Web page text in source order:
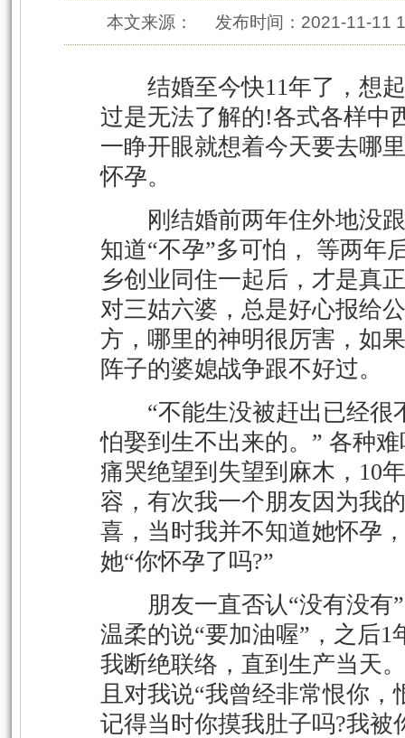
本文来源： 发布时间：2021-11-11
结婚至今快11年了，想起
过是无法了解的!各式各样中
一睁开眼就想着今天要去哪
怀孕。
刚结婚前两年住外地没跟
知道“不孕”多可怕， 等两年
乡创业同住一起后，才是真
对三姑六婆，总是好心报给
方，哪里的神明很厉害，如
阵子的婆媳战争跟不好过。
“不能生没被赶出已经很
怕娶到生不出来的。” 各种
痛哭绝望到失望到麻木，10
容，有次我一个朋友因为我
喜，当时我并不知道她怀孕
她“你怀孕了吗?”
朋友一直否认“没有没有”
温柔的说“要加油喔”，之后1
我断绝联络，直到生产当天
且对我说“我曾经非常恨你，
记得当时你摸我肚子吗?我被